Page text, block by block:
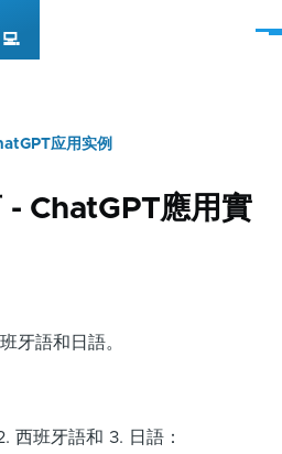
選
应用实例
- ChatGPT應用實
牙語和日語。
西班牙語和 3. 日語：